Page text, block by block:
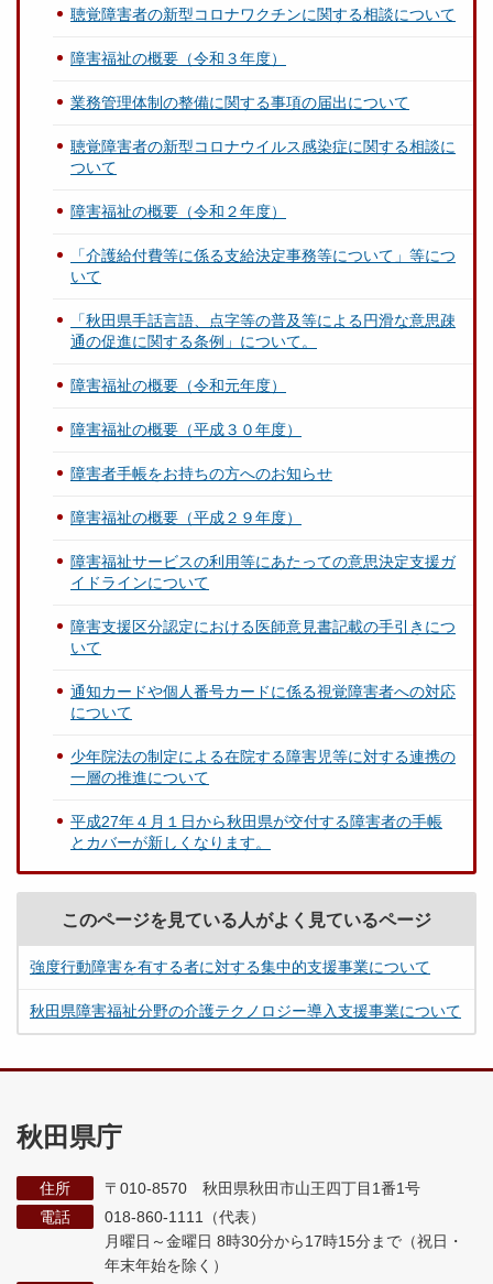
聴覚障害者の新型コロナワクチンに関する相談について
障害福祉の概要（令和３年度）
業務管理体制の整備に関する事項の届出について
聴覚障害者の新型コロナウイルス感染症に関する相談に
ついて
障害福祉の概要（令和２年度）
「介護給付費等に係る支給決定事務等について」等につ
いて
「秋田県手話言語、点字等の普及等による円滑な意思疎
通の促進に関する条例」について。
障害福祉の概要（令和元年度）
障害福祉の概要（平成３０年度）
障害者手帳をお持ちの方へのお知らせ
障害福祉の概要（平成２９年度）
障害福祉サービスの利用等にあたっての意思決定支援ガ
イドラインについて
障害支援区分認定における医師意見書記載の手引きにつ
いて
通知カードや個人番号カードに係る視覚障害者への対応
について
少年院法の制定による在院する障害児等に対する連携の
一層の推進について
平成27年４月１日から秋田県が交付する障害者の手帳
とカバーが新しくなります。
このページを見ている人がよく見ているページ
強度行動障害を有する者に対する集中的支援事業について
秋田県障害福祉分野の介護テクノロジー導入支援事業について
秋田県庁
住所
〒010-8570 秋田県秋田市山王四丁目1番1号
電話
018-860-1111（代表）
月曜日～金曜日 8時30分から17時15分まで （祝日・
年末年始を除く）